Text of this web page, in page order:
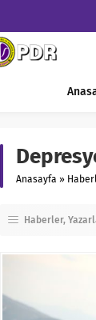
Anasayfa »
Haberler